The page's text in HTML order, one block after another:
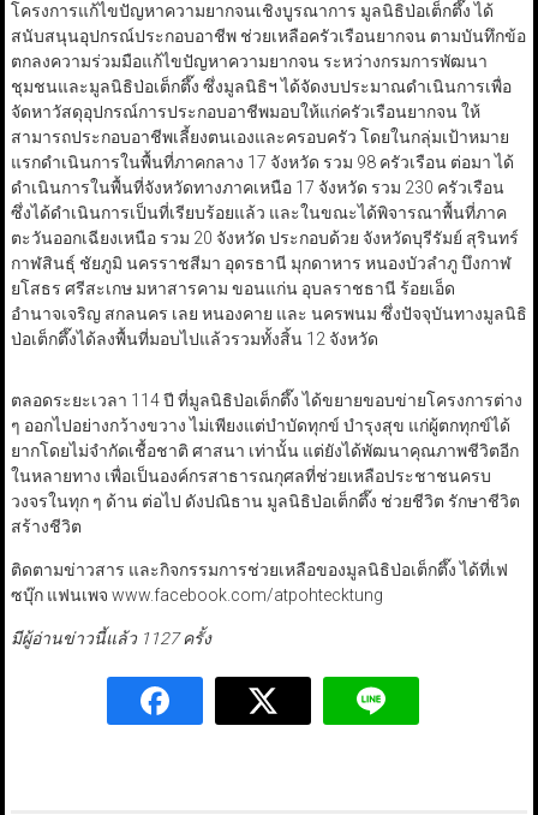
โครงการแก้ไขปัญหาความยากจนเชิงบูรณาการ มูลนิธิป่อเต็กตึ๊ง ได้
สนับสนุนอุปกรณ์ประกอบอาชีพ ช่วยเหลือครัวเรือนยากจน ตามบันทึกข้อ
ตกลงความร่วมมือแก้ไขปัญหาความยากจน ระหว่างกรมการพัฒนา
ชุมชนและมูลนิธิป่อเต็กตึ๊ง ซึ่งมูลนิธิฯ ได้จัดงบประมาณดำเนินการเพื่อ
จัดหาวัสดุอุปกรณ์การประกอบอาชีพมอบให้แก่ครัวเรือนยากจน ให้
สามารถประกอบอาชีพเลี้ยงตนเองและครอบครัว โดยในกลุ่มเป้าหมาย
แรกดำเนินการในพื้นที่ภาคกลาง 17 จังหวัด รวม 98 ครัวเรือน ต่อมา ได้
ดำเนินการในพื้นที่จังหวัดทางภาคเหนือ 17 จังหวัด รวม 230 ครัวเรือน
ซึ่งได้ดำเนินการเป็นที่เรียบร้อยแล้ว และในขณะได้พิจารณาพื้นที่ภาค
ตะวันออกเฉียงเหนือ รวม 20 จังหวัด ประกอบด้วย จังหวัดบุรีรัมย์ สุรินทร์
กาฬสินธุ์ ชัยภูมิ นครราชสีมา อุดรธานี มุกดาหาร หนองบัวลำภู บึงกาฬ
ยโสธร ศรีสะเกษ มหาสารคาม ขอนแก่น อุบลราชธานี ร้อยเอ็ด
อำนาจเจริญ สกลนคร เลย หนองคาย และ นครพนม ซึ่งปัจจุบันทางมูลนิธิ
ป่อเต็กตึ๊งได้ลงพื้นที่มอบไปแล้วรวมทั้งสิ้น 12 จังหวัด
ตลอดระยะเวลา 114 ปี ที่มูลนิธิป่อเต็กตึ๊ง ได้ขยายขอบข่ายโครงการต่าง
ๆ ออกไปอย่างกว้างขวาง ไม่เพียงแต่บำบัดทุกข์ บำรุงสุข แก่ผู้ตกทุกข์ได้
ยากโดยไม่จำกัดเชื้อชาติ ศาสนา เท่านั้น แต่ยังได้พัฒนาคุณภาพชีวิตอีก
ในหลายทาง เพื่อเป็นองค์กรสาธารณกุศลที่ช่วยเหลือประชาชนครบ
วงจรในทุก ๆ ด้าน ต่อไป ดังปณิธาน มูลนิธิป่อเต็กตึ๊ง ช่วยชีวิต รักษาชีวิต
สร้างชีวิต
ติดตามข่าวสาร และกิจกรรมการช่วยเหลือของมูลนิธิป่อเต็กตึ๊ง ได้ที่เฟ
ซบุ๊ก แฟนเพจ www.facebook.com/atpohtecktung
มีผู้อ่านข่าวนี้แล้ว 1127 ครั้ง